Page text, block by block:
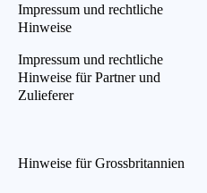
Impressum und rechtliche
Hinweise
Impressum und rechtliche
Hinweise für Partner und
Zulieferer
Hinweise für Grossbritannien